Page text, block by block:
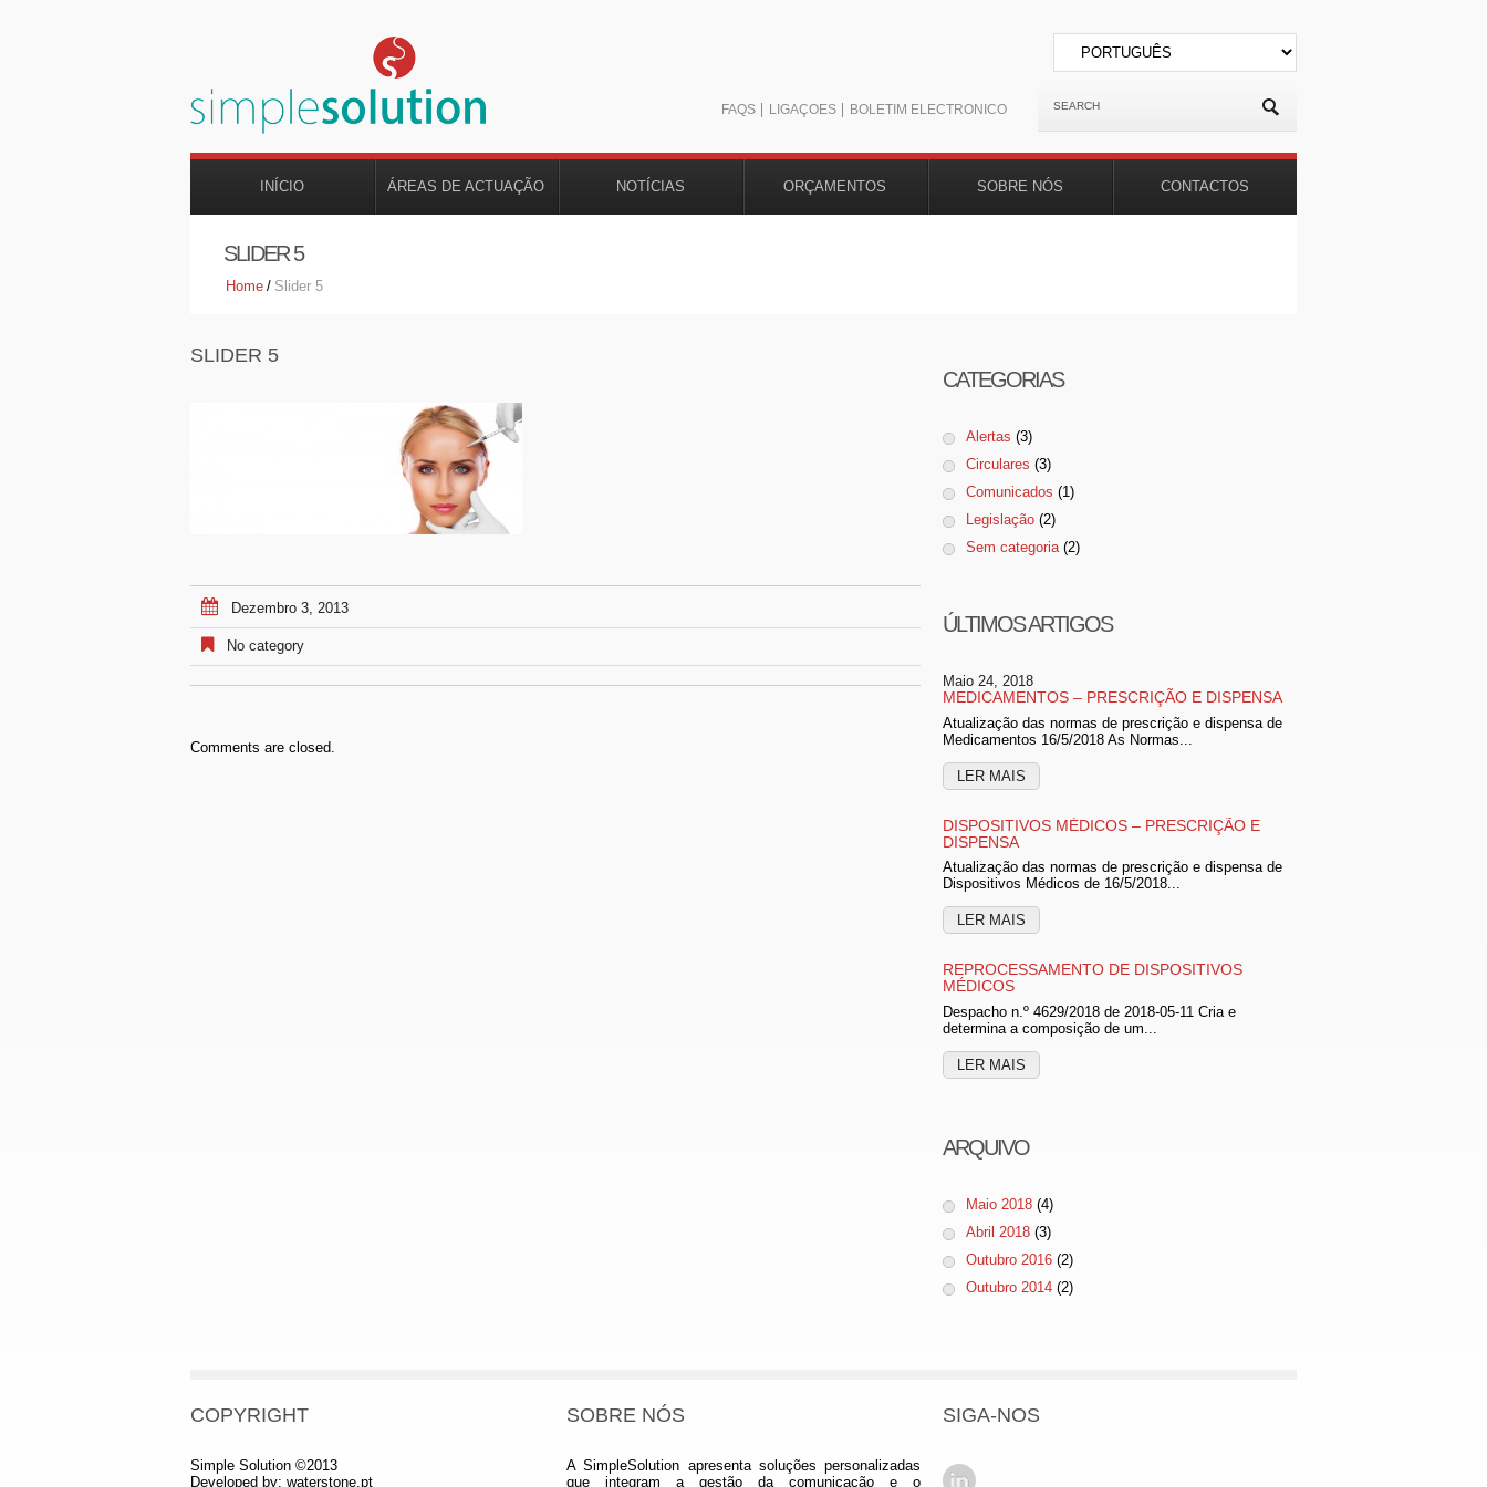
FAQS LIGAÇÕES BOLETIM ELECTRÓNICO
INÍCIO ÁREAS DE ACTUAÇÃO NOTÍCIAS ORÇAMENTOS SOBRE NÓS CONTACTOS
SLIDER 5
Home / Slider 5
SLIDER 5
Dezembro 3, 2013
No category
Comments are closed.
CATEGORIAS
Alertas (3)
Circulares (3)
Comunicados (1)
Legislação (2)
Sem categoria(2)
ÚLTIMOS ARTIGOS
Maio 24, 2018
MEDICAMENTOS – PRESCRIÇÃO E DISPENSA
Atualização das normas de prescrição e dispensa de
Medicamentos 16/5/2018 As Normas...
LER MAIS
DISPOSITIVOS MÉDICOS – PRESCRIÇÃO E
DISPENSA
Atualização das normas de prescrição e dispensa de
Dispositivos Médicos de 16/5/2018...
LER MAIS
REPROCESSAMENTO DE DISPOSITIVOS
MÉDICOS
Despacho n.º 4629/2018 de 2018-05-11 Cria e
determina a composição de um...
LER MAIS
ARQUIVO
Maio 2018 (4)
Abril 2018 (3)
Outubro 2016 (2)
Outubro 2014 (2)
COPYRIGHT
Simple Solution ©2013
Developed by: waterstone.pt
SOBRE NÓS
A SimpleSolution apresenta soluções personalizadas
que integram a gestão da comunicação e o
SIGA-NOS